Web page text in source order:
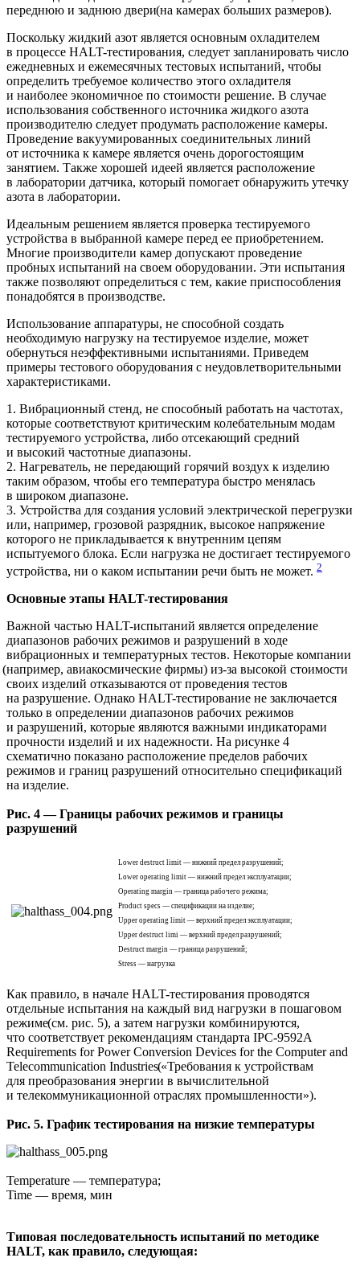
переднюю и заднюю двери(на камерах больших размеров).
Поскольку жидкий азот является основным охладителем
в процессе HALT-тестирования, следует запланировать число
ежедневных и ежемесячных тестовых испытаний, чтобы
определить требуемое количество этого охладителя
и наиболее экономичное по стоимости решение. В случае
использования собственного источника жидкого азота
производителю следует продумать расположение камеры.
Проведение вакуумированных соединительных линий
от источника к камере является очень дорогостоящим
занятием. Также хорошей идеей является расположение
в лаборатории датчика, который помогает обнаружить утечку
азота в лаборатории.
Идеальным решением является проверка тестируемого
устройства в выбранной камере перед ее приобретением.
Многие производители камер допускают проведение
пробных испытаний на своем оборудовании. Эти испытания
также позволяют определиться с тем, какие приспособления
понадобятся в производстве.
Использование аппаратуры, не способной создать
необходимую нагрузку на тестируемое изделие, может
обернуться неэффективными испытаниями. Приведем
примеры тестового оборудования с неудовлетворительными
характеристиками.
1. Вибрационный стенд, не способный работать на частотах,
которые соответствуют критическим колебательным модам
тестируемого устройства, либо отсекающий средний
и высокий частотные диапазоны.
2. Нагреватель, не передающий горячий воздух к изделию
таким образом, чтобы его температура быстро менялась
в широком диапазоне.
3. Устройства для создания условий электрической перегрузки
или, например, грозовой разрядник, высокое напряжение
которого не прикладывается к внутренним цепям
испытуемого блока. Если нагрузка не достигает тестируемого
устройства, ни о каком испытании речи быть не может. 2
Основные этапы HALT-­тестирования
Важной частью HALT-испытаний является определение
диапазонов рабочих режимов и разрушений в ходе
вибрационных и температурных тестов. Некоторые компании
(например, авиакосмические фирмы) из-за высокой стоимости
своих изделий отказываются от проведения тестов
на разрушение. Однако HALT-тестирование не заключается
только в определении диапазонов рабочих режимов
и разрушений, которые являются важными индикаторами
прочности изделий и их надежности. На рисунке 4
схематично показано расположение пределов рабочих
режимов и границ разрушений относительно спецификаций
на изделие.
Рис. 4 —Границы рабочих режимов и границы
разрушений
Lower destruct limit — нижний предел разрушений;
Lower operating limit — нижний предел эксплуатации;
Operating margin — граница рабочего режима;
Product specs — спецификации на изделие;
Upper operating limit — верхний предел эксплуатации;
Upper destruct limi — верхний предел разрушений;
Destruct margin — граница разрушений;
Stress — нагрузка
Как правило, в начале HALT-тестирования проводятся
отдельные испытания на каждый вид нагрузки в пошаговом
режиме(см. рис. 5), а затем нагрузки комбинируются,
что соответствует рекомендациям стандарта IPC-9592A
Requirements for Power Conversion Devices for the Computer and
Telecommunication Industries
(«Требования к устройствам
для преобразования энергии в вычислительной
и телекоммуникационной отраслях промышленности»).
Рис. 5. График тестирования на низкие температуры
Temperature — температура;
Time — время, мин
Типовая последовательность испытаний по методике
HALT, как правило, следующая: